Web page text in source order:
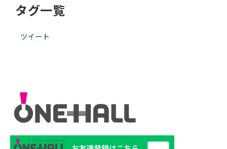
タグ一覧
ツイート